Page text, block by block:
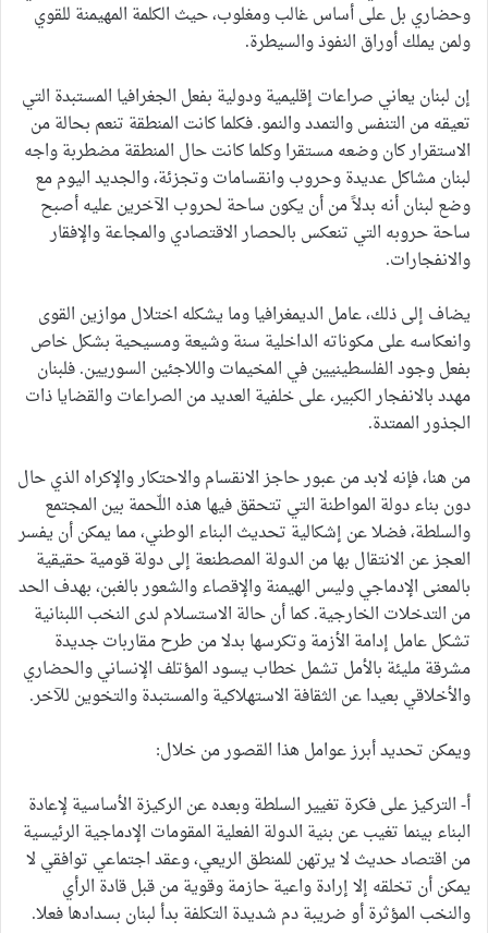
وحضاري بل على أساس غالب ومغلوب، حيث الكلمة المهيمنة للقوي
ولمن يملك أوراق النفوذ والسيطرة.
إن لبنان يعاني صراعات إقليمية ودولية بفعل الجغرافيا المستبدة التي
تعيقه من التنفس والتمدد والنمو. فكلما كانت المنطقة تنعم بحالة من
الاستقرار كان وضعه مستقرا وكلما كانت حال المنطقة مضطربة واجه
لبنان مشاكل عديدة وحروب وانقسامات وتجزئة، والجديد اليوم مع
وضع لبنان أنه بدلاً من أن يكون ساحة لحروب الآخرين عليه أصبح
ساحة حروبه التي تنعكس بالحصار الاقتصادي والمجاعة والإفقار
والانفجارات.
يضاف إلى ذلك، عامل الديمغرافيا وما يشكله اختلال موازين القوى
وانعكاسه على مكوناته الداخلية سنة وشيعة ومسيحية بشكل خاص
بفعل وجود الفلسطينيين في المخيمات واللاجئين السوريين. فلبنان
مهدد بالانفجار الكبير، على خلفية العديد من الصراعات والقضايا ذات
الجذور الممتدة.
من هنا، فإنه لابد من عبور حاجز الانقسام والاحتكار والإكراه الذي حال
دون بناء دولة المواطنة التي تتحقق فيها هذه اللّحمة بين المجتمع
والسلطة، فضلا عن إشكالية تحديث البناء الوطني، مما يمكن أن يفسر
العجز عن الانتقال بها من الدولة المصطنعة إلى دولة قومية حقيقية
بالمعنى الإدماجي وليس الهيمنة والإقصاء والشعور بالغبن، بهدف الحد
من التدخلات الخارجية. كما أن حالة الاستسلام لدى النخب اللبنانية
تشكل عامل إدامة الأزمة وتكرسها بدلا من طرح مقاربات جديدة
مشرقة مليئة بالأمل تشمل خطاب يسود المؤتلف الإنساني والحضاري
والأخلاقي بعيدا عن الثقافة الاستهلاكية والمستبدة والتخوين للآخر.
ويمكن تحديد أبرز عوامل هذا القصور من خلال:
أ‌- التركيز على فكرة تغيير السلطة وبعده عن الركيزة الأساسية لإعادة
البناء بينما تغيب عن بنية الدولة الفعلية المقومات الإدماجية الرئيسية
من اقتصاد حديث لا يرتهن للمنطق الريعي، وعقد اجتماعي توافقي لا
يمكن أن تخلقه إلا إرادة واعية حازمة وقوية من قبل قادة الرأي
والنخب المؤثرة أو ضريبة دم شديدة التكلفة بدأ لبنان بسدادها فعلا.